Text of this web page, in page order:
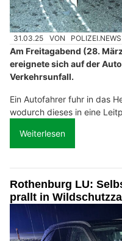
31.03.25 VON
Am Freitagabend (28.
ereignete sich auf der
Verkehrsunfall.
Ein Autofahrer fuhr in das
wodurch dieses in eine
Weiterlesen
Rothenburg LU:
prallt in